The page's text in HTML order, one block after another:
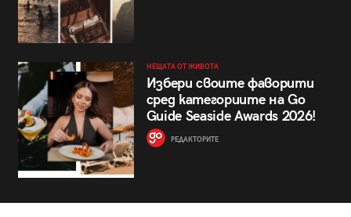
НЕЩАТА ОТ ЖИВОТА
Избери своите фаворити
сред категориите на Go
Guide Seaside Awards 2026!
РЕДАКТОРИТЕ